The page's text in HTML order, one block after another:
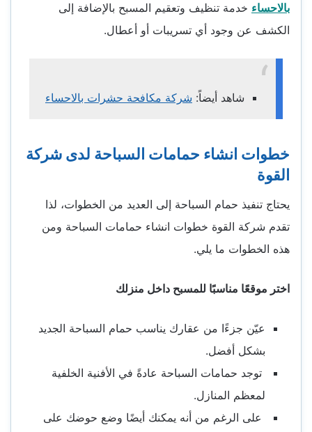
بالاحساء خدمة تنظيف وتعقيم المسبح بالإضافة إلى
الكشف عن وجود أي تسريبات أو أعطال.
شاهد أيضاً: شركة مكافحة حشرات بالاحساء
خطوات انشاء حمامات السباحة لدى شركة
القوة
يحتاج تنفيذ حمام السباحة إلى العديد من الخطوات، لذا
تقدم شركة القوة خطوات انشاء حمامات السباحة ومن
هذه الخطوات ما يلي.
اختر موقعًا مناسبًا للمسبح داخل منزلك
عيّن جزءًا من عقارك يناسب حمام السباحة الجديد
بشكل أفضل.
توجد حمامات السباحة عادةً في الأفنية الخلفية
لمعظم المنازل.
على الرغم من أنه يمكنك أيضًا وضع حوضك على